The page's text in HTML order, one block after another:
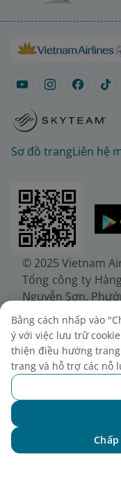
Sơ đồ trangLiên hệ
© 2025 Vietnam
Tổng công ty
Nguyễn Sơn,
Điện thoại:
38722375
Giấy chứng nhận
doanh nghiệp
30/6/2010,
24/7/2025, cấp
Bằng cách nhấp vào
ý với việc lưu trữ
thiện điều hướng
trang và hỗ trợ các nỗ